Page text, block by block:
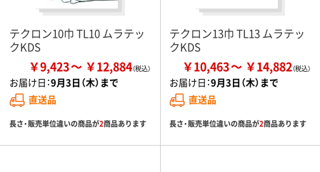
テクロン10巾 TL10 ムラテッ
クKDS
￥9,423 ￥12,884
お届け日：9月3日（木）まで
直送品
長さ・販売単位違いの商品が2商品あります
テクロン13巾 TL13 ムラテッ
クKDS
￥10,463 ￥14,882
お届け日：9月3日（木）まで
直送品
長さ・販売単位違いの商品が2商品あります